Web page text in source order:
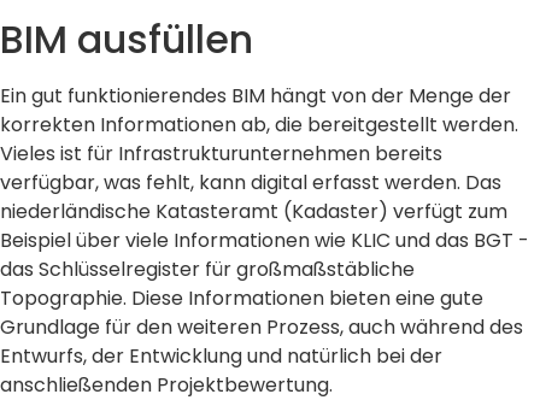
BIM ausfüllen
Ein gut funktionierendes BIM hängt von der Menge der
korrekten Informationen ab, die bereitgestellt werden.
Vieles ist für Infrastrukturunternehmen bereits
verfügbar, was fehlt, kann digital erfasst werden. Das
niederländische Katasteramt (Kadaster) verfügt zum
Beispiel über viele Informationen wie KLIC und das BGT -
das Schlüsselregister für großmaßstäbliche
Topographie. Diese Informationen bieten eine gute
Grundlage für den weiteren Prozess, auch während des
Entwurfs, der Entwicklung und natürlich bei der
anschließenden Projektbewertung.